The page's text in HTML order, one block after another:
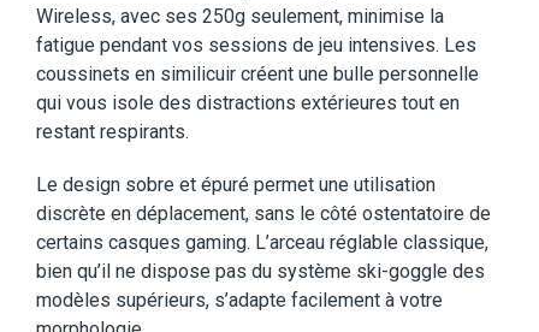
Wireless, avec ses 250g seulement, minimise la
fatigue pendant vos sessions de jeu intensives. Les
coussinets en similicuir créent une bulle personnelle
qui vous isole des distractions extérieures tout en
restant respirants.
Le design sobre et épuré permet une utilisation
discrète en déplacement, sans le côté ostentatoire de
certains casques gaming. L’arceau réglable classique,
bien qu’il ne dispose pas du système ski-goggle des
modèles supérieurs, s’adapte facilement à votre